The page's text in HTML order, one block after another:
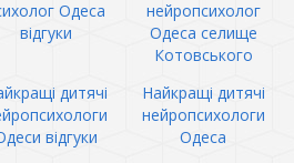
Одеса
відгуки
нейропсихолог
Одеса селище
Котовського
дитячі
відгуки
Найкращі дитячі
нейропсихологи
Одеса